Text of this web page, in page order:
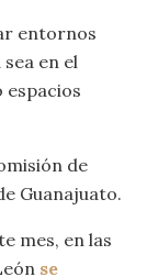
entornos
en el
espacios
de
Guanajuato.
mes, en las
se